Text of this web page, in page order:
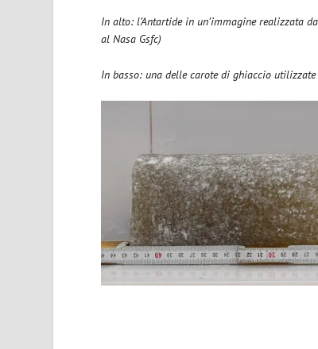
In alto: l’Antartide in un’immagine realizzata
al Nasa Gsfc)
In basso: una delle carote di ghiaccio